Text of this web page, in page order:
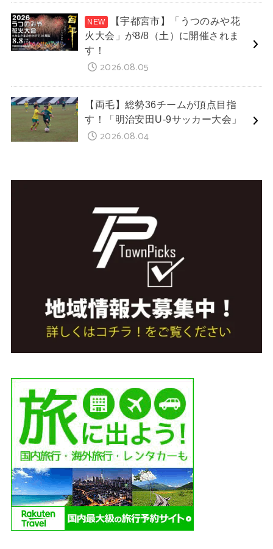
【宇都宮市】「うつのみや花
火大会」が8/8（土）に開催されま
す！
2026.08.05
【両毛】総勢36チームが頂点目指
す！「明治安田U-9サッカー大会」
2026.08.04